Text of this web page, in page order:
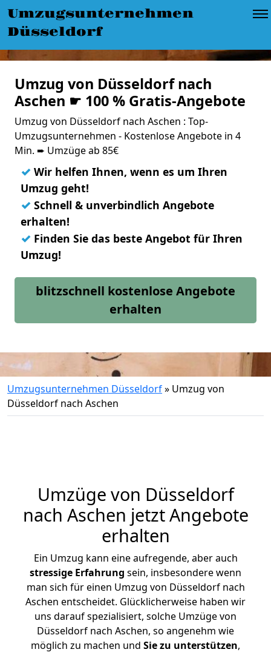
Umzugsunternehmen
Düsseldorf
Umzug von Düsseldorf nach
Aschen ☛ 100 % Gratis-Angebote
Umzug von Düsseldorf nach Aschen : Top-
Umzugsunternehmen - Kostenlose Angebote in 4
Min. ➨ Umzüge ab 85€
✓ Wir helfen Ihnen, wenn es um Ihren
Umzug geht!
✓ Schnell & unverbindlich Angebote
erhalten!
✓ Finden Sie das beste Angebot für Ihren
Umzug!
blitzschnell kostenlose Angebote
erhalten
Umzugsunternehmen Düsseldorf» Umzug von
Düsseldorf nach Aschen
Umzüge von Düsseldorf
nach Aschen jetzt Angebote
erhalten
Ein Umzug kann eine aufregende, aber auch
stressige Erfahrung sein, insbesondere wenn
man sich für einen Umzug von Düsseldorf nach
Aschen entscheidet. Glücklicherweise haben wir
uns darauf spezialisiert, solche Umzüge von
Düsseldorf nach Aschen, so angenehm wie
möglich zu machen und Sie zu unterstützen,